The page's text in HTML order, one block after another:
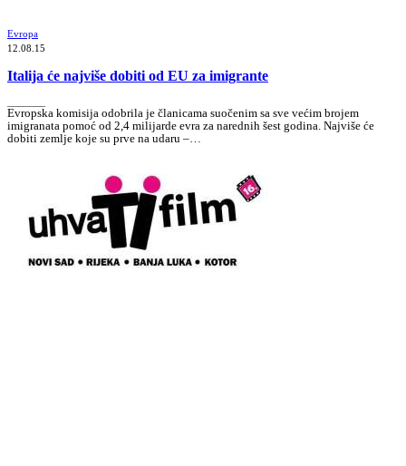
Evropa
12.08.15
Italija će najviše dobiti od EU za imigrante
Evropska komisija odobrila je članicama suočenim sa sve većim brojem
imigranata pomoć od 2,4 milijarde evra za narednih šest godina. Najviše će
dobiti zemlje koje su prve na udaru –…